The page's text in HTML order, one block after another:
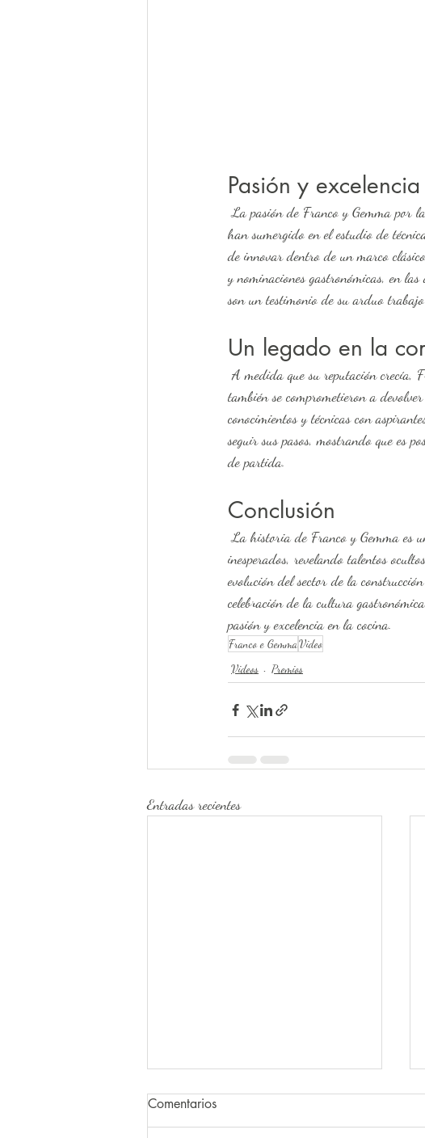
Pasión y
La pasión de Franco y Gemma por la cocina italiana no se limita a la preparación de recetas tradicionales. Se
han sumergido en el estudio de
de innovar dentro de un marco
y nominaciones gastronómicas, en
son un testimonio de su arduo
Un legado en la
también se comprometieron a
conocimientos y técnicas con
seguir sus pasos, mostrando que es
de partida.
Conclusión
La historia de Franco y Gemma es un ejemplo inspirador de cómo la vida puede llevarnos por caminos
inesperados, revelando talentos
evolución del sector de la
celebración de la cultura
pasión y excelencia en la cocina.
Franco e GemmaVideo
Videos
Premios
Entradas recientes
Comentarios